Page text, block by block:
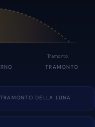
Tramonto
TRAMONTO
TRAMONTO DELLA LUNA